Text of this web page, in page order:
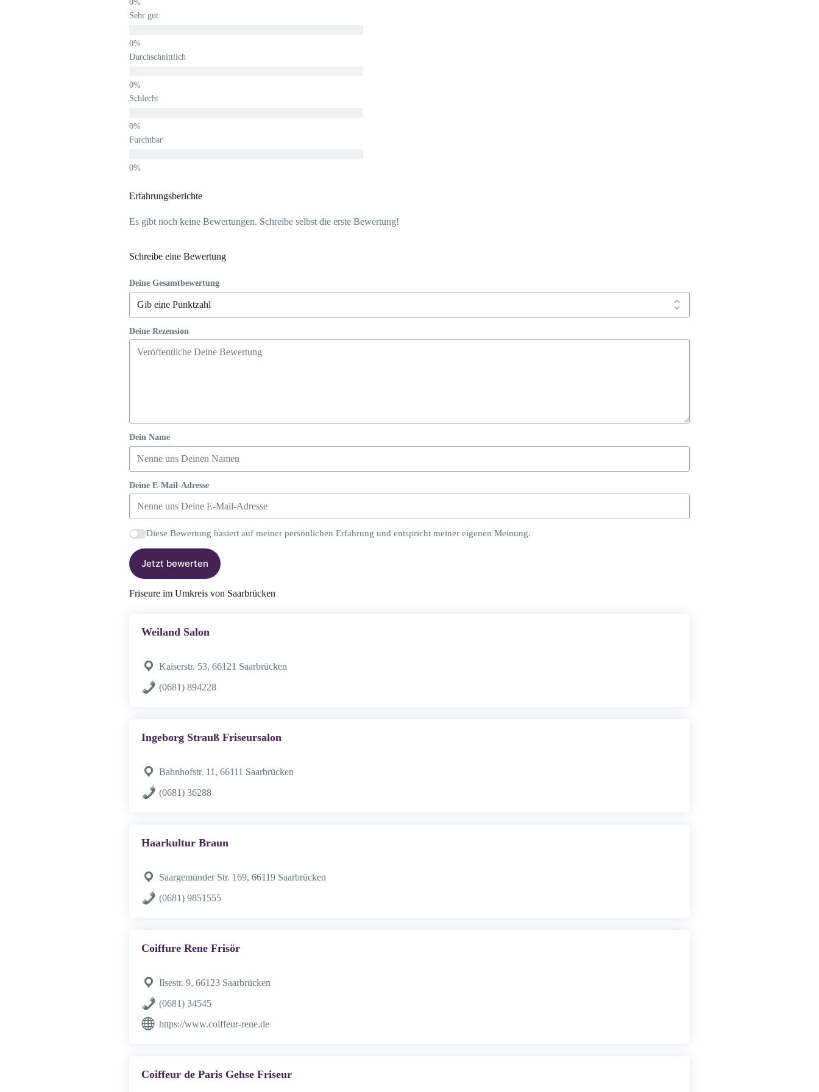
Sehr gut
Durchschnittlich
Schlecht
Furchtbar
Erfahrungsberichte
Es gibt noch keine Bewertungen. Schreibe selbst die erste Bewertung!
Schreibe eine Bewertung
Deine Gesamtbewertung
Deine Rezension
Dein Name
Deine E-Mail-Adresse
Diese Bewertung basiert auf meiner persönlichen Erfahrung und entspricht meiner eigenen Meinung.
Jetzt bewerten
Friseure im Umkreis von Saarbrücken
Weiland Salon
Kaiserstr. 53, 66121 Saarbrücken
(0681) 894228
Ingeborg Strauß Friseursalon
Bahnhofstr. 11, 66111 Saarbrücken
(0681) 36288
Haarkultur Braun
Saargemünder Str. 169, 66119 Saarbrücken
(0681) 9851555
Coiffure Rene Frisör
Ilsestr. 9, 66123 Saarbrücken
(0681) 34545
https://www.coiffeur-rene.de
Coiffeur de Paris Gehse Friseur